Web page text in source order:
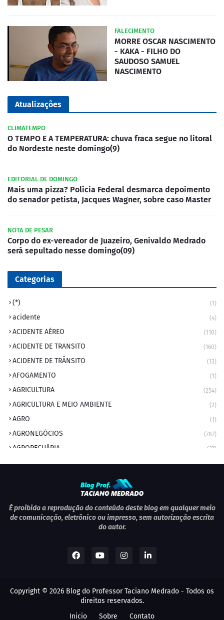
FALECIMENTO
MORRE OSCAR NASCIMENTO
- KAKA - FILHO DO
SAUDOSO SAMUEL
NASCIMENTO
Atualizações
CLIMATEMPO
O TEMPO E A TEMPERATURA: chuva fraca segue no litoral
do Nordeste neste domingo(9)
EDITORIAL DE DOMINGO
Mais uma pizza? Polícia Federal desmarca depoimento
do senador petista, Jacques Wagner, sobre caso Master
NOTA DE PESAR
Corpo do ex-vereador de Juazeiro, Genivaldo Medrado
será sepultado nesse domingo(09)
Categorias
(*) (1)
acidente (4)
ACIDENTE AÉREO (110)
ACIDENTE DE TRANSITO (160)
ACIDENTE DE TRÂNSITO (13)
AFOGAMENTO (1)
AGRICULTURA (254)
AGRICULTURA E MEIO AMBIENTE (2)
AGRO (1)
AGRONEGÓCIOS (787)
AGROPECUÁRIA (37)
AMBIENTE (9)
ANIVERSÁRIO DA CIDADE
ANIVERSÁRIOS (1)
APEXBRASIL (1)
AVIAÇÃO (1)
É proibida a reprodução do conteúdo deste blog em qualquer meio
de comunicação, eletrônico ou impresso, sem autorização escrita
do autor.
Copyright © 2026 Blog do Professor Taciano Medrado - Todos os
direitos reservados.
Inicio
Sobre Contato